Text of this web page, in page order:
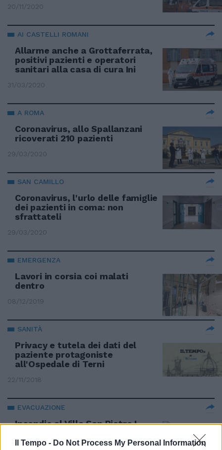
Il Tempo - Do Not Process My Personal Information
20/11/2020
AI CASTELLI ROMANI
Allarme anche a Grottaferrata,
positivi pazienti e operatori
sanitari alla casa di cura Ini
31/03/2020
A ROMA
Coronavirus, allo Spallanzani
ricoverati 210 pazienti
29/03/2020
SAN CAMILLO
Coronavirus, l'urlo delle famiglie
dei pazienti in coma: non
sfrattateli
29/03/2020
EMERGENZA
Lavori in corsia coi malati
dentro
08/12/2019
SANITÀ
Privacy e tutela dei dati del
paziente protagoniste
all'Ospedale di Terni
22/11/2018
EVACUAZIONE
Incendio al Villa San Pietro I